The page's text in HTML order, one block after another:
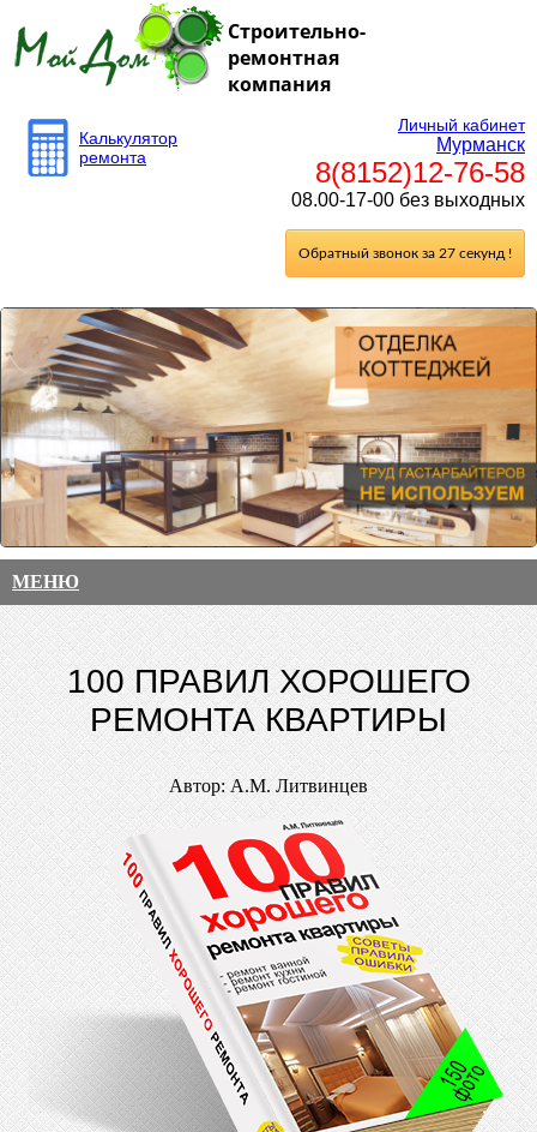
Строительно-
ремонтная
компания
Калькулятор
ремонта
Личный кабинет
Мурманск
8(8152)12-76-58
08.00-17-00 без выходных
Обратный звонок за 27 секунд !
МЕНЮ
100 ПРАВИЛ ХОРОШЕГО
РЕМОНТА КВАРТИРЫ
Автор: А.М. Литвинцев